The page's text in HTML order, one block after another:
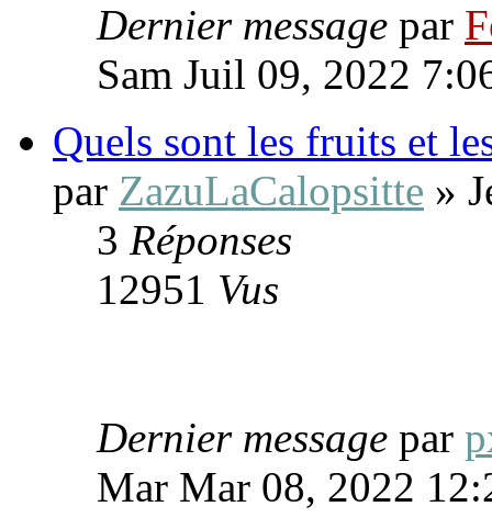
Dernier message par
Sam Juil 09, 2022
Quels sont les fruits et
par ZazuLaCalopsitte »
3 Réponses
12951 Vus
Dernier message par
Mar Mar 08, 2022